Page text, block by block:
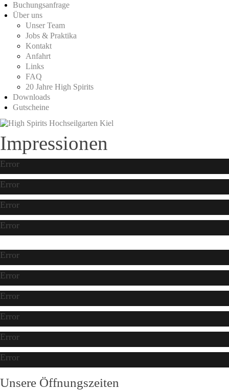
Buchungsanfrage
Über uns
Unser Team
Jobs & Praktika
Kontakt
Anfahrt
Links
FAQ
20 Jahre High Spirits
Downloads
Gutscheine
Impressionen
Error
Error
Error
Error
Error
Error
Error
Error
Error
Error
Unsere Öffnungszeiten